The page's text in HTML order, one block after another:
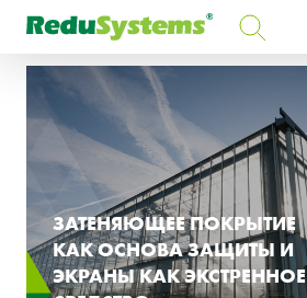
ПОИСК
ЗАТЕНЯЮЩЕЕ ПОКРЫТИЕ
КАК ОСНОВА ЗАЩИТЫ И
ЭКРАНЫ КАК ЭКСТРЕННОЕ